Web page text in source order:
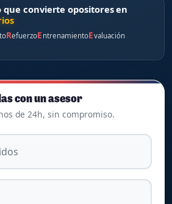
que convierte opositores en
RefuerzoE ntrenamientoEvaluación
con un asesor
de 24h, sin compromiso.